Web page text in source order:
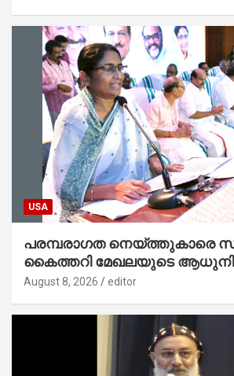
USA
പരമ്പരാഗത നെയ്ത്തുകാരെ
കൈത്തറി മേഖലയുടെ
സാധ്യമാക്കും : ഡെപ്യൂട്ടി
August 8, 2026 editor